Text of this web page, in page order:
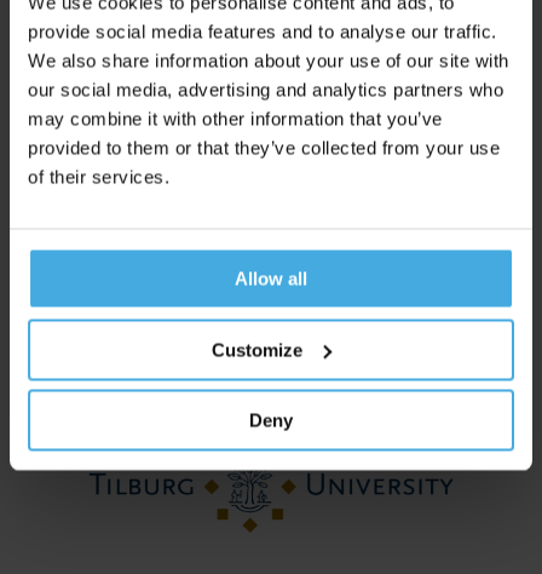
provide social media features and to analyse our traffic.
We also share information about your use of our site with
our social media, advertising and analytics partners who
may combine it with other information that you’ve
provided to them or that they’ve collected from your use
of their services.
Allow all
Customize
Deny
Unravel is met trots aangesloten bij het internationale
Neuromarketing Science & Business Association.